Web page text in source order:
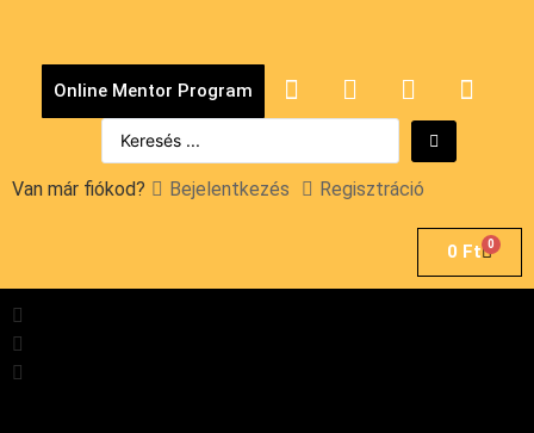
Online Mentor Program
Van már fiókod? Bejelentkezés Regisztráció
0 Ft 0